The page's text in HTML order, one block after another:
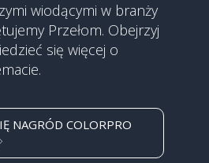
wiodącymi w branży
Przełom. Obejrzyj
się więcej o
NAGRÓD COLORPRO